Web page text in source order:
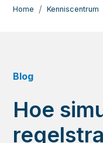
Home / Kenniscentrum
Blog
Hoe